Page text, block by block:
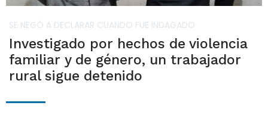
SE NEGÓ A DECLARAR CUANDO FUE INDAGADO
Investigado por hechos de violencia
familiar y de género, un trabajador
rural sigue detenido